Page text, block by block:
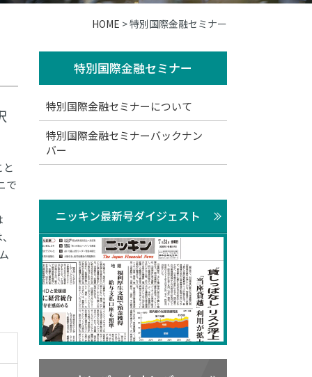
HOME > 特別国際金融セミナー
で
特別国際金融セミナー
特別国際金融セミナーについて
特別国際金融セミナーバックナン
バー
ニッキン最新号ダイジェスト